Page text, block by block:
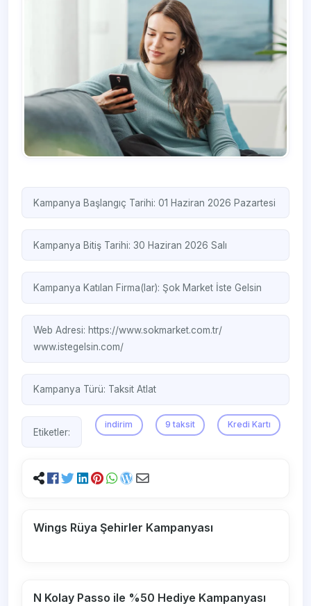
Kampanya Başlangıç Tarihi: 01 Haziran 2026 Pazartesi
Kampanya Bitiş Tarihi: 30 Haziran 2026 Salı
Kampanya Katılan Firma(lar): Şok Market İste Gelsin
Web Adresi: https://www.sokmarket.com.tr/
www.istegelsin.com/
Kampanya Türü: Taksit Atlat
Etiketler:
indirim 9 taksit Kredi Kartı
Wings Rüya Şehirler Kampanyası
N Kolay Passo ile %50 Hediye Kampanyası